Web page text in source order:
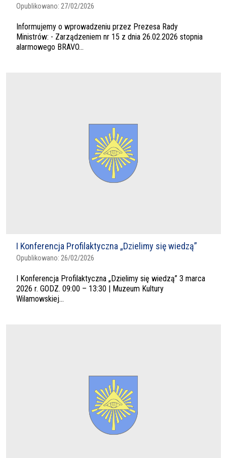
Opublikowano: 27/02/2026
Informujemy o wprowadzeniu przez Prezesa Rady
Ministrów: - Zarządzeniem nr 15 z dnia 26.02.2026 stopnia
alarmowego BRAVO...
I Konferencja Profilaktyczna „Dzielimy się wiedzą”
Opublikowano: 26/02/2026
I Konferencja Profilaktyczna „Dzielimy się wiedzą” 3 marca
2026 r. GODZ. 09:00 – 13:30 | Muzeum Kultury
Wilamowskiej...